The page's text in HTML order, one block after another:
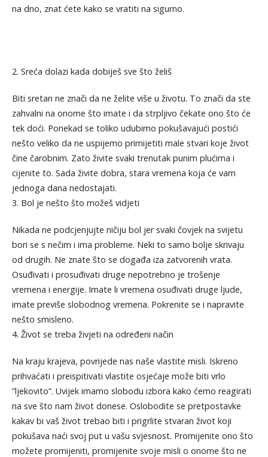
na dno, znat ćete kako se vratiti na sigurno.
2. Sreća dolazi kada dobiješ sve što želiš
Biti sretan ne znači da ne želite više u životu. To znači da ste
zahvalni na onome što imate i da strpljivo čekate ono što će
tek doći. Ponekad se toliko udubimo pokušavajući postići
nešto veliko da ne uspijemo primijetiti male stvari koje život
čine čarobnim. Zato živite svaki trenutak punim plućima i
cijenite to. Sada živite dobra, stara vremena koja će vam
jednoga dana nedostajati.
3. Bol je nešto što možeš vidjeti
Nikada ne podcjenjujte ničiju bol jer svaki čovjek na svijetu
bori se s nečim i ima probleme. Neki to samo bolje skrivaju
od drugih. Ne znate što se događa iza zatvorenih vrata.
Osuđivati i prosuđivati druge nepotrebno je trošenje
vremena i energije. Imate li vremena osuđivati druge ljude,
imate previše slobodnog vremena. Pokrenite se i napravite
nešto smisleno.
4. Život se treba živjeti na određeni način
Na kraju krajeva, povrijede nas naše vlastite misli. Iskreno
prihvaćati i preispitivati vlastite osjećaje može biti vrlo
”ljekovito”. Uvijek imamo slobodu izbora kako ćemo reagirati
na sve što nam život donese. Oslobodite se pretpostavke
kakav bi vaš život trebao biti i prigrlite stvaran život koji
pokušava naći svoj put u vašu svjesnost. Promijenite ono što
možete promijeniti, promijenite svoje misli o onome što ne